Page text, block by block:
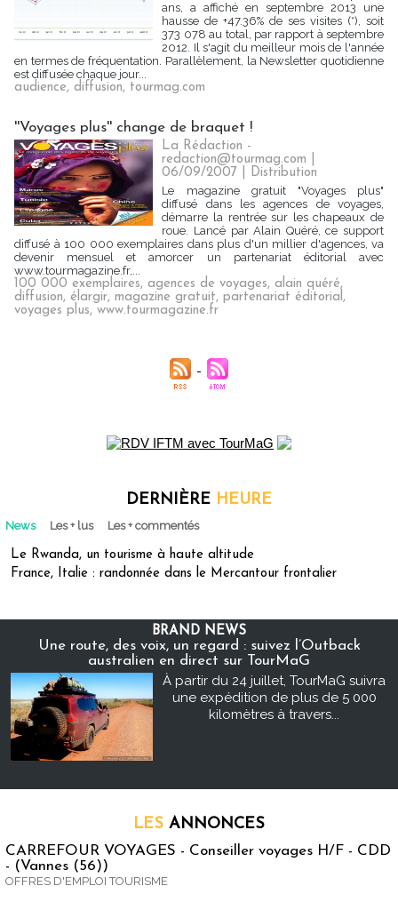
ans, a affiché en septembre 2013 une
hausse de +47.36% de ses visites (*), soit
373 078 au total, par rapport à septembre
2012. Il s'agit du meilleur mois de l'année
en termes de fréquentation. Parallèlement, la Newsletter quotidienne
est diffusée chaque jour...
audience, diffusion, tourmag.com
''Voyages plus'' change de braquet !
La Rédaction -
redaction@tourmag.com |
06/09/2007
Distribution
Le magazine gratuit "Voyages plus"
diffusé dans les agences de voyages,
démarre la rentrée sur les chapeaux de
roue. Lancé par Alain Quéré, ce support
diffusé à 100 000 exemplaires dans plus d'un millier d'agences, va
devenir mensuel et amorcer un partenariat éditorial avec
www.tourmagazine.fr,...
100 000 exemplaires, agences de voyages, alain quéré,
diffusion, élargir, magazine gratuit, partenariat éditorial,
voyages plus, www.tourmagazine.fr
DERNIÈRE HEURE
News Les + lus Les + commentés
Le Rwanda, un tourisme à haute altitude
France, Italie : randonnée dans le Mercantour frontalier
BRAND NEWS
Une route, des voix, un regard : suivez l’Outback
australien en direct sur TourMaG
À partir du 24 juillet, TourMaG suivra
une expédition de plus de 5 000
kilomètres à travers...
LES ANNONCES
CARREFOUR VOYAGES - Conseiller voyages H/F - CDD
- (Vannes (56))
OFFRES D'EMPLOI TOURISME